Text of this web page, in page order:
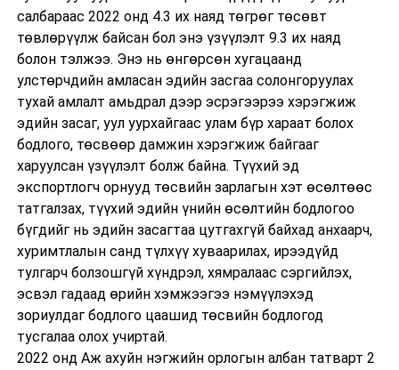
салбараас 2022 онд 4.3 их наяд төгрөг төсөвт
төвлөрүүлж байсан бол энэ үзүүлэлт 9.3 их наяд
болон тэлжээ. Энэ нь өнгөрсөн хугацаанд
улстөрчдийн амласан эдийн засгаа солонгоруулах
тухай амлалт амьдрал дээр эсрэгээрээ хэрэгжиж
эдийн засаг, уул уурхайгаас улам бүр хараат болох
бодлого, төсвөөр дамжин хэрэгжиж байгааг
харуулсан үзүүлэлт болж байна. Түүхий эд
экспортлогч орнууд төсвийн зарлагын хэт өсөлтөөс
татгалзах, түүхий эдийн үнийн өсөлтийн бодлогоо
бүгдийг нь эдийн засагтаа цутгахгүй байхад анхаарч,
хуримтлалын санд түлхүү хуваарилах, ирээдүйд
тулгарч болзошгүй хүндрэл, хямралаас сэргийлэх,
эсвэл гадаад өрийн хэмжээгээ нэмүүлэхэд
зориулдаг бодлого цаашид төсвийн бодлогод
тусгалаа олох учиртай.
2022 онд Аж ахуйн нэгжийн орлогын албан татварт 2